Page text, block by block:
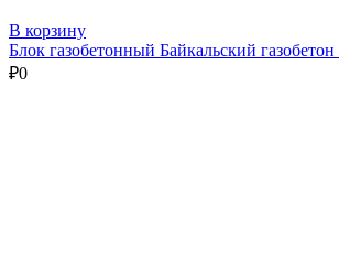
В корзину
Блок газобетонный Байкальский
₽0